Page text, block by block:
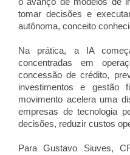
tomar decisões e
autônoma, conceito
Na prática, a IA
concentradas em
concessão de crédito,
investimentos e gestão
movimento acelera uma
empresas de tecnologia
decisões, reduzir custos
Para Gustavo Siuves,